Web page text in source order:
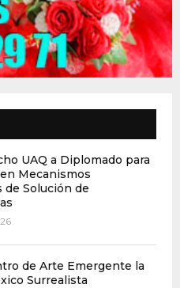
UAQ a Diplomado para
Mecanismos
Solución de
de Arte Emergente la
Surrealista